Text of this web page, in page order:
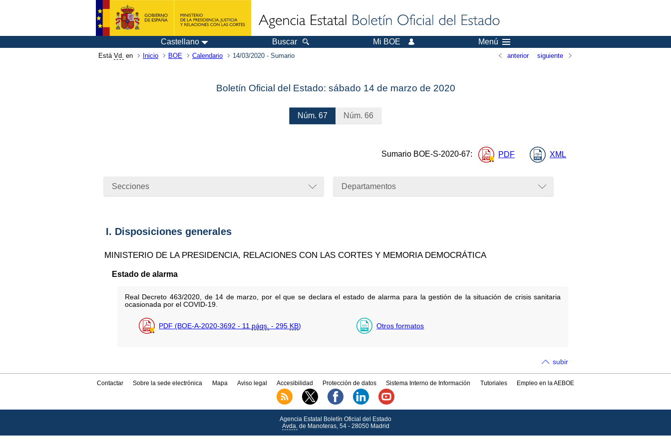
Castellano Buscar Mi BOE Menú
Está Vd. en Inicio BOE Calendario 14/03/2020 - Sumario anterior siguiente
Boletín Oficial del Estado: sábado 14 de marzo de 2020
Núm. 67 Núm. 66
Sumario BOE-S-2020-67: PDF XML
Secciones Departamentos
I. Disposiciones generales
MINISTERIO DE LA PRESIDENCIA, RELACIONES CON LAS CORTES Y MEMORIA DEMOCRÁTICA
Estado de alarma
Real Decreto 463/2020, de 14 de marzo, por el que se declara el estado de alarma para la gestión de la situación de crisis sanitaria
ocasionada por el COVID-19.
PDF (BOE-A-2020-3692 - 11 págs. - 295 KB) Otros formatos
subir
Contactar Sobre la sede electrónica Mapa Aviso legal Accesibilidad Protección de datos Sistema Interno de Información Tutoriales Empleo en la AEBOE
Agencia Estatal Boletín Oficial del Estado
Avda. de Manoteras, 54 - 28050 Madrid